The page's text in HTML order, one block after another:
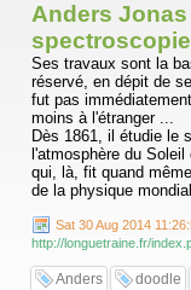
Anders
spectroscopie
Ses travaux sont la
réservé, en dépit de
fut pas
moins à l'étranger ...
Dès 1861, il étudie le
l'atmosphère du
qui, là, fit quand
de la physique
Sat 30 Aug 2014
http://longuetraine.fr/
Anders doodle